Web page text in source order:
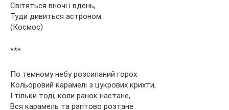
Світяться вночі і вдень,
Туди дивиться астроном.
(Космос)
***
По темному небу розсипаний горох
Кольоровий карамелі з цукрових крихти,
І тільки тоді, коли ранок настане,
Вся карамель та раптово розтане.